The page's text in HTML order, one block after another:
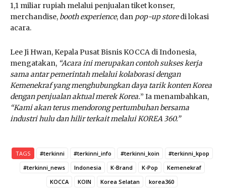
1,1 miliar rupiah melalui penjualan tiket konser,
merchandise, booth experience, dan pop-up storedi lokasi
acara.
Lee Ji Hwan, Kepala Pusat Bisnis KOCCA di Indonesia,
mengatakan, “Acara ini merupakan contoh sukses kerja
sama antar pemerintah melalui kolaborasi dengan
Kemenekraf yang menghubungkan daya tarik konten Korea
dengan penjualan aktual merek Korea.” Ia menambahkan,
“Kami akan terus mendorong pertumbuhan bersama
industri hulu dan hilir terkait melalui KOREA 360.”
TAGS #terkinni #terkinni_info #terkinni_koin
#terkinni_kpop
#terkinni_news
Indonesia K-Brand K-Pop
Kemenekraf
KOCCA
KOIN Korea Selatan korea360